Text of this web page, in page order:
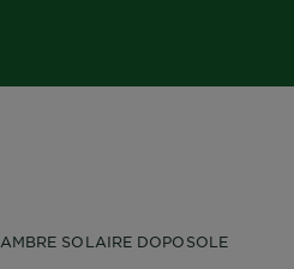
AMBRE SOLAIRE DOPOSOLE